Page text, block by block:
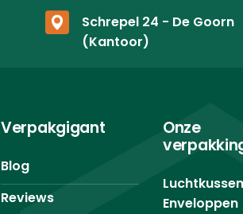
Schrepel 24 - De Goorn
(Kantoor)
Verpakgigant
Blog
Reviews
Onze
Luchtkussen
Enveloppen